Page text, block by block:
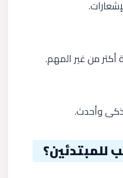
من غير المهم.
وأحدث.